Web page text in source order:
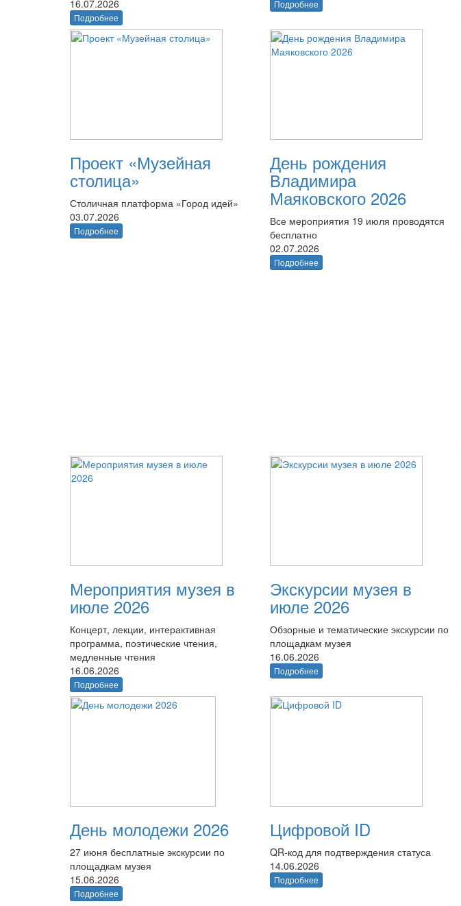
16.07.2026
Подробнее
Подробнее
Проект «Музейная
столица»
Столичная платформа «Город идей»
03.07.2026
Подробнее
День рождения
Владимира
Маяковского 2026
Все мероприятия 19 июля проводятся
бесплатно
02.07.2026
Подробнее
Мероприятия музея в
июле 2026
Концерт, лекции, интерактивная
программа, поэтические чтения,
медленные чтения
16.06.2026
Подробнее
Экскурсии музея в
июле 2026
Обзорные и тематические экскурсии по
площадкам музея
16.06.2026
Подробнее
День молодежи 2026
27 июня бесплатные экскурсии по
площадкам музея
15.06.2026
Подробнее
Цифровой ID
QR-код для подтверждения статуса
14.06.2026
Подробнее